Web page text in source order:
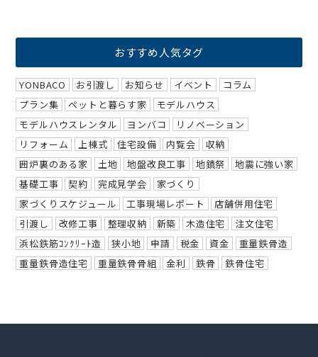
おすすめ人気タグ
YONBACO お引渡し お知らせ イベント
コラム
プラン集
ペットと暮らす家
モデルハウス
モデルハウスレンタル
ヨンバコ
リノベーション
リフォーム
上棟式 住宅設備 内覧会
収納
囲炉裏のある家
土地 地盤改良工事 地鎮祭
地震に強い家
基礎工事
契約 完成見学会
家づくり
家づくりスケジュール
工事現場レポート
店舗併用住宅
引渡し
改修工事 整理収納 新築 木造住宅
注文住宅
浜松鉄筋ｺﾝｸﾘｰﾄ造
狭小地 申請 税金 資金
重量鉄骨造
重量鉄骨造住宅
重量鉄骨骨組 金利 鉄骨 鉄骨住宅